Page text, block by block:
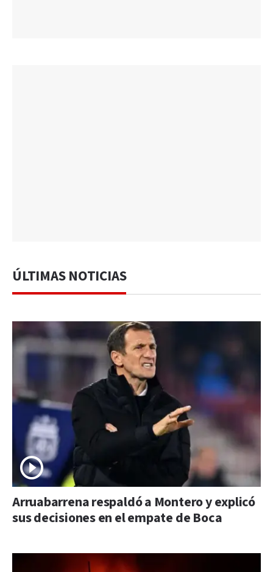
ÚLTIMAS NOTICIAS
Arruabarrena respaldó a Montero y explicó
sus decisiones en el empate de Boca